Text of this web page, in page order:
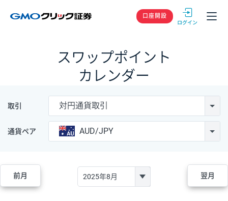
GMOクリック
口座開設
スワップポイント
カレンダー
取引 対円通貨取引
通貨ペア AUD/JPY
前月 翌月